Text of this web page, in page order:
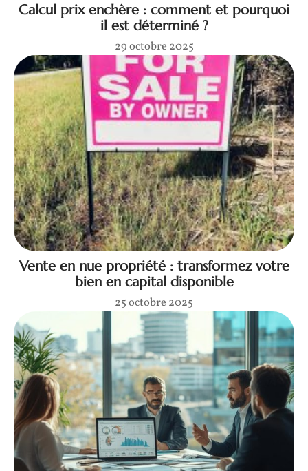
Calcul prix enchère : comment et pourquoi
il est déterminé ?
29 octobre 2025
Vente en nue propriété : transformez votre
bien en capital disponible
25 octobre 2025